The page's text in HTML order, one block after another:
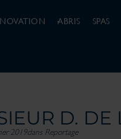
ABRIS SPAS
D. DE
2019dans Reportage